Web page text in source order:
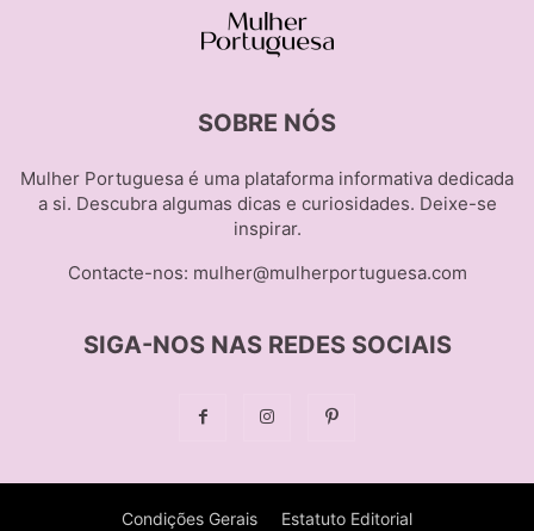
SOBRE NÓS
Mulher Portuguesa é uma plataforma informativa dedicada
a si. Descubra algumas dicas e curiosidades. Deixe-se
inspirar.
Contacte-nos: mulher@mulherportuguesa.com
SIGA-NOS NAS REDES SOCIAIS
Condições Gerais Estatuto Editorial